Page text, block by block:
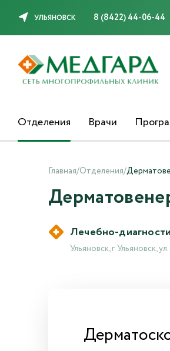
УЛЬЯНОВСК 8 (8422) 44-06-44
Отделения Врачи
Главная/Отделения/
Лечебно-
Ульяновск, г. Ульяновск,